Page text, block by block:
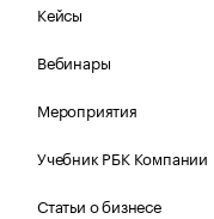
Кейсы
Вебинары
Мероприятия
Учебник РБК Компании
Статьи о бизнесе